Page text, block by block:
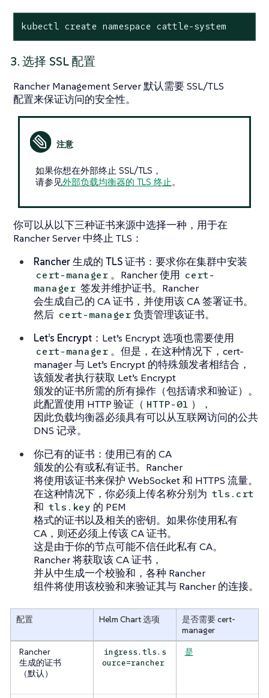
kubectl create namespace cattle-system
3. 选择 SSL 配置
Rancher Management Server 默认需要 SSL/TLS
配置来保证访问的安全性。
如果你想在外部终止 SSL/TLS，
请参见外部负载均衡器的 TLS 终止。
你可以从以下三种证书来源中选择一种，用于在
Rancher Server 中终止 TLS：
Rancher 生成的 TLS 证书 ：要求你在集群中安装
cert-manager 。Rancher 使用 cert-
manager 签发并维护证书。Rancher
会生成自己的 CA 证书，并使用该 CA 签署证书。
然后 cert-manager负责管理该证书。
Let’s Encrypt ：Let’s Encrypt 选项也需要使用
cert-manager 。但是，在这种情况下，cert-
manager 与 Let’s Encrypt 的特殊颁发者相结合，
该颁发者执行获取 Let’s Encrypt
颁发的证书所需的所有操作（包括请求和验证）。
此配置使用 HTTP 验证（ HTTP-01 ），
因此负载均衡器必须具有可以从互联网访问的公共
DNS 记录。
你已有的证书 ：使用已有的 CA
颁发的公有或私有证书。Rancher
将使用该证书来保护 WebSocket 和 HTTPS 流量。
在这种情况下，你必须上传名称分别为 tls.crt
和 tls.key 的 PEM
格式的证书以及相关的密钥。如果你使用私有
CA，则还必须上传该 CA 证书。
这是由于你的节点可能不信任此私有 CA。
Rancher 将获取该 CA 证书，
并从中生成一个校验和，各种 Rancher
组件将使用该校验和来验证其与 Rancher 的连接。
配置 Helm Chart 选项
是否需要 cert-
manager
Rancher
生成的证书
（默认）
ingress.tls.s
ource=rancher
是